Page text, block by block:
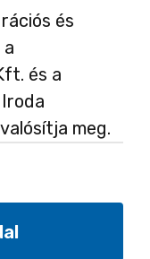
és
és a
meg.